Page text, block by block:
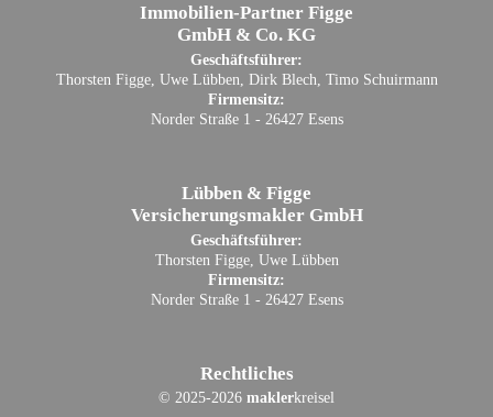
Immobilien-Partner Figge
GmbH & Co. KG
Geschäftsführer:
Thorsten Figge, Uwe Lübben, Dirk Blech, Timo Schuirmann
Firmensitz:
Norder Straße 1 - 26427 Esens
Lübben & Figge
Versicherungsmakler GmbH
Geschäftsführer:
Thorsten Figge, Uwe Lübben
Firmensitz:
Norder Straße 1 - 26427 Esens
Rechtliches
© 2025-2026 maklerkreisel